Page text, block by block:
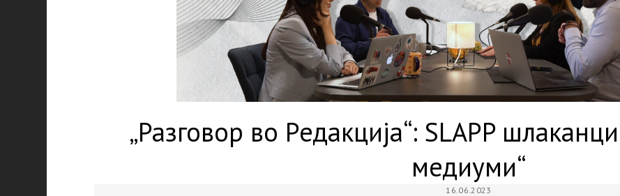
„Разговор во Редакција“: SLAPP
медиуми“
16.06.2023